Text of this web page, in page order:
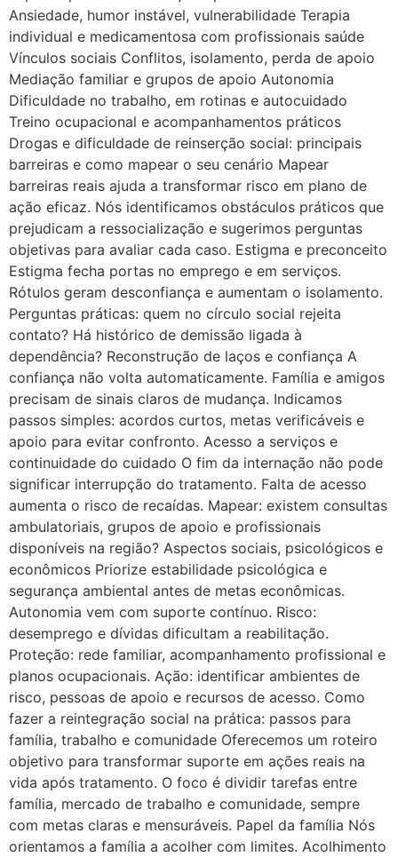
Ansiedade, humor instável, vulnerabilidade Terapia
individual e medicamentosa com profissionais saúde
Vínculos sociais Conflitos, isolamento, perda de apoio
Mediação familiar e grupos de apoio Autonomia
Dificuldade no trabalho, em rotinas e autocuidado
Treino ocupacional e acompanhamentos práticos
Drogas e dificuldade de reinserção social: principais
barreiras e como mapear o seu cenário Mapear
barreiras reais ajuda a transformar risco em plano de
ação eficaz. Nós identificamos obstáculos práticos que
prejudicam a ressocialização e sugerimos perguntas
objetivas para avaliar cada caso. Estigma e preconceito
Estigma fecha portas no emprego e em serviços.
Rótulos geram desconfiança e aumentam o isolamento.
Perguntas práticas: quem no círculo social rejeita
contato? Há histórico de demissão ligada à
dependência? Reconstrução de laços e confiança A
confiança não volta automaticamente. Família e amigos
precisam de sinais claros de mudança. Indicamos
passos simples: acordos curtos, metas verificáveis e
apoio para evitar confronto. Acesso a serviços e
continuidade do cuidado O fim da internação não pode
significar interrupção do tratamento. Falta de acesso
aumenta o risco de recaídas. Mapear: existem consultas
ambulatoriais, grupos de apoio e profissionais
disponíveis na região? Aspectos sociais, psicológicos e
econômicos Priorize estabilidade psicológica e
segurança ambiental antes de metas econômicas.
Autonomia vem com suporte contínuo. Risco:
desemprego e dívidas dificultam a reabilitação.
Proteção: rede familiar, acompanhamento profissional e
planos ocupacionais. Ação: identificar ambientes de
risco, pessoas de apoio e recursos de acesso. Como
fazer a reintegração social na prática: passos para
família, trabalho e comunidade Oferecemos um roteiro
objetivo para transformar suporte em ações reais na
vida após tratamento. O foco é dividir tarefas entre
família, mercado de trabalho e comunidade, sempre
com metas claras e mensuráveis. Papel da família Nós
orientamos a família a acolher com limites. Acolhimento